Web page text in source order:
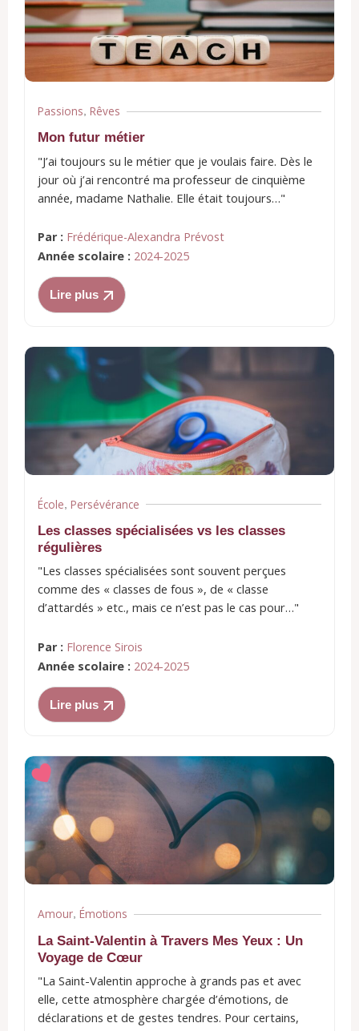
Passions, Rêves
Mon futur métier
"J’ai toujours su le métier que je voulais faire. Dès le
jour où j’ai rencontré ma professeur de cinquième
année, madame Nathalie. Elle était toujours…"
Par : Frédérique-Alexandra Prévost
Année scolaire : 2024-2025
Lire plus
École Persévérance
Les classes spécialisées vs les classes
régulières
"Les classes spécialisées sont souvent perçues
comme des « classes de fous », de « classe
d’attardés » etc., mais ce n’est pas le cas pour…"
Par : Florence Sirois
Année scolaire : 2024-2025
Lire plus
Amour, Émotions
La Saint-Valentin à Travers Mes Yeux : Un
Voyage de Cœur
"La Saint-Valentin approche à grands pas et avec
elle, cette atmosphère chargée d’émotions, de
déclarations et de gestes tendres. Pour certains,